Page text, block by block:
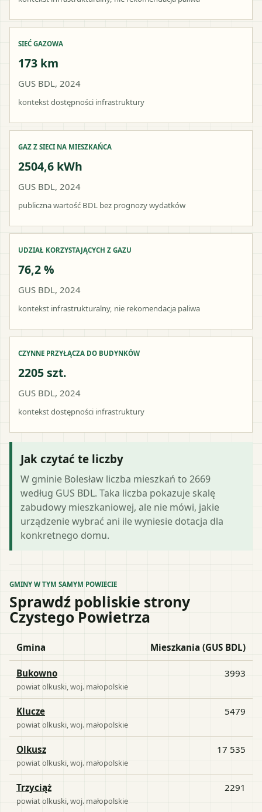
SIEĆ GAZOWA
173 km
GUS BDL, 2024
kontekst dostępności infrastruktury
GAZ Z SIECI NA MIESZKAŃCA
2504,6 kWh
GUS BDL, 2024
publiczna wartość BDL bez prognozy wydatków
UDZIAŁ KORZYSTAJĄCYCH Z GAZU
76,2 %
GUS BDL, 2024
kontekst infrastrukturalny, nie rekomendacja paliwa
CZYNNE PRZYŁĄCZA DO BUDYNKÓW
2205 szt.
GUS BDL, 2024
kontekst dostępności infrastruktury
Jak czytać te liczby
W gminie Bolesław liczba mieszkań to 2669
według GUS BDL. Taka liczba pokazuje skalę
zabudowy mieszkaniowej, ale nie mówi, jakie
urządzenie wybrać ani ile wyniesie dotacja dla
konkretnego domu.
GMINY W TYM SAMYM POWIECIE
Sprawdź pobliskie strony
Czystego Powietrza
Gmina Mieszkania (GUS BDL)
Bukowno
powiatolkuski , woj. małopolskie
3993
Klucze
powiatolkuski , woj. małopolskie
5479
Olkusz
powiatolkuski , woj. małopolskie
17 535
Trzyciąż
powiatolkuski , woj. małopolskie
2291